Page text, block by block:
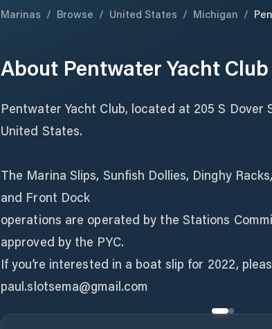
Marinas / Browse / United States / Michigan /
About Pentwater Yacht Club
Pentwater Yacht Club, located at 205 S Dover
United States.
The Marina Slips, Sunfish Dollies, Dinghy
and Front Dock
operations are operated by the Stations
approved by the PYC.
If you’re interested in a boat slip for 2022,